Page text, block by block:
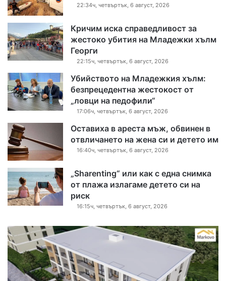
22:34ч, четвъртък, 6 август, 2026
Кричим иска справедливост за
жестоко убития на Младежки хълм
Георги
22:15ч, четвъртък, 6 август, 2026
Убийството на Младежкия хълм:
безпрецедентна жестокост от
„ловци на педофили“
17:06ч, четвъртък, 6 август, 2026
Оставиха в ареста мъж, обвинен в
отвличането на жена си и детето им
16:40ч, четвъртък, 6 август, 2026
„Sharenting“ или как с една снимка
от плажа излагаме детето си на
риск
16:15ч, четвъртък, 6 август, 2026